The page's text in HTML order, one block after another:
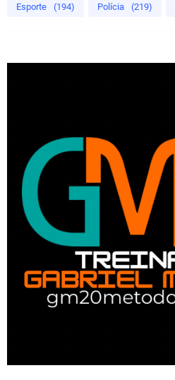
Esporte (194) Polícia (219)